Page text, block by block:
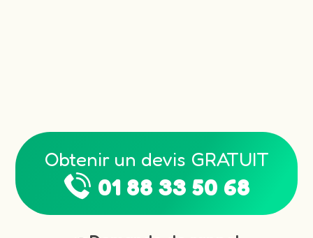
Obtenir un devis GRATUIT
01 88 33 50 68